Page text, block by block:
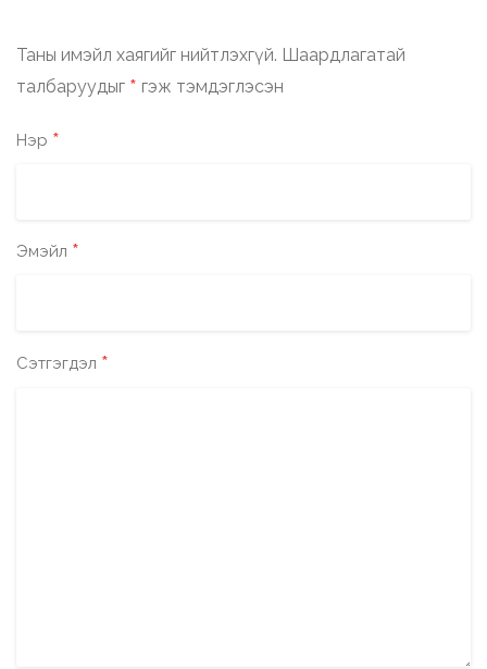
Таны имэйл хаягийг нийтлэхгүй. Шаардлагатай
талбаруудыг * гэж тэмдэглэсэн
Нэр *
Эмэйл *
Сэтгэгдэл *